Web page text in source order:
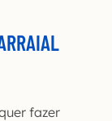
fazer